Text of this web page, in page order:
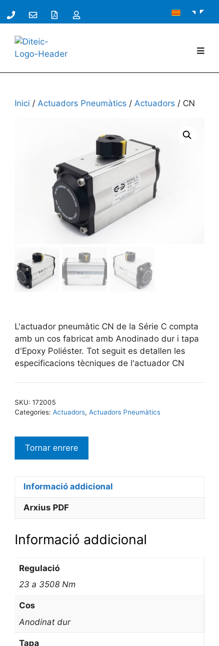
Inici / Actuadors Pneumàtics / Actuadors / CN
L'actuador pneumàtic CN de la Série C compta
amb un cos fabricat amb Anodinado dur i tapa
d'Epoxy Poliéster. Tot seguit es detallen les
especificacions tècniques de l'actuador CN
SKU: 172005
Categories: Actuadors, Actuadors Pneumàtics
Informació addicional
Arxius PDF
Informació addicional
Regulació
23 a 3508 Nm
Cos
Anodinat dur
Tapa